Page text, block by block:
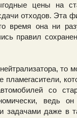
цены на
отходов. Эта
время она ни
правил
то
пламегасители,
со
ведь
задачами даже в